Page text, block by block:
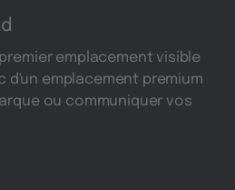
emplacement visible
d'un emplacement premium
ou communiquer vos